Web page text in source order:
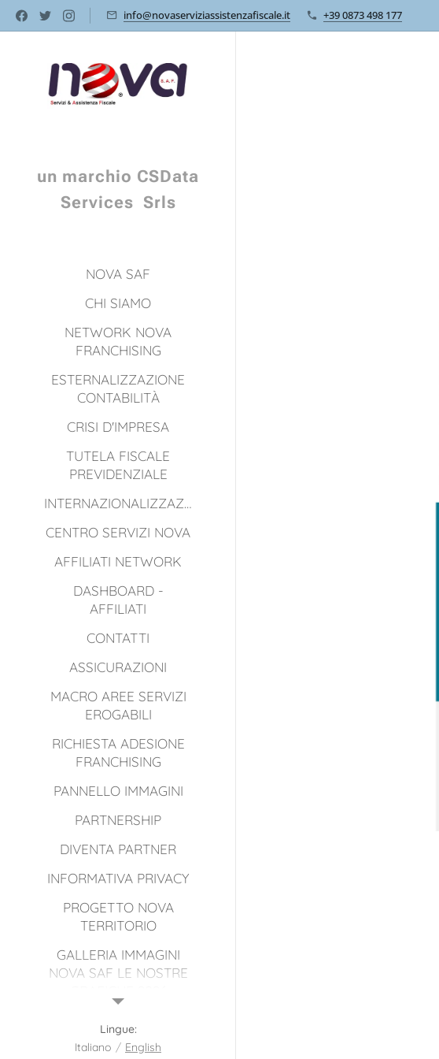
info@novaserviziassistenzafiscale.it +39 0873 498 177
un marchio CSData
Services Srls
NOVA SAF
CHI SIAMO
NETWORK NOVA
FRANCHISING
ESTERNALIZZAZIONE
CONTABILITÀ
CRISI D'IMPRESA
TUTELA FISCALE
PREVIDENZIALE
INTERNAZIONALIZZAZIONE
CENTRO SERVIZI NOVA
AFFILIATI NETWORK
DASHBOARD -
AFFILIATI
CONTATTI
ASSICURAZIONI
MACRO AREE SERVIZI
EROGABILI
RICHIESTA ADESIONE
FRANCHISING
PANNELLO IMMAGINI
PARTNERSHIP
DIVENTA PARTNER
INFORMATIVA PRIVACY
PROGETTO NOVA
TERRITORIO
GALLERIA IMMAGINI
NOVA SAF LE NOSTRE
Lingue
Italiano
English